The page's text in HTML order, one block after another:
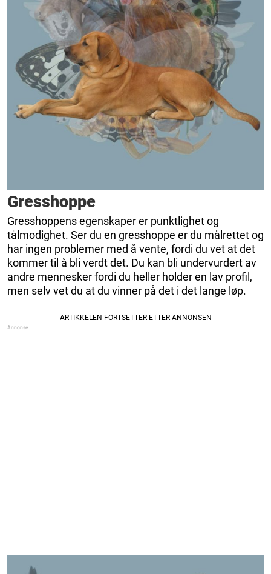
Gresshoppe
Gresshoppens egenskaper er punktlighet og
tålmodighet. Ser du en gresshoppe er du målrettet og
har ingen problemer med å vente, fordi du vet at det
kommer til å bli verdt det. Du kan bli undervurdert av
andre mennesker fordi du heller holder en lav profil,
men selv vet du at du vinner på det i det lange løp.